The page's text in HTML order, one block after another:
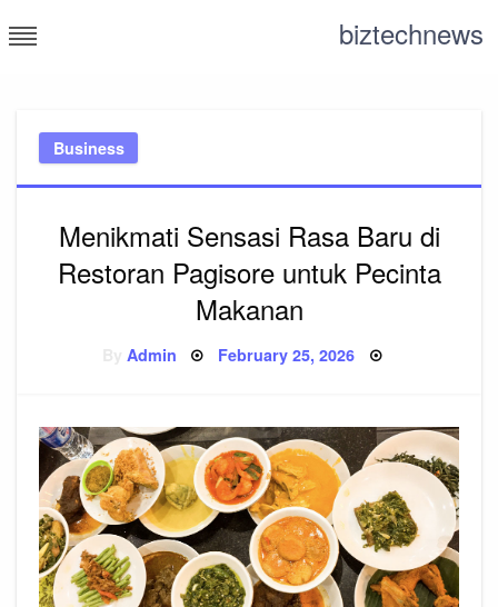
to
biztechnews
Business
Menikmati Sensasi Rasa Baru di
Restoran Pagisore untuk Pecinta
Makanan
Admin Posted
February 25, 2026